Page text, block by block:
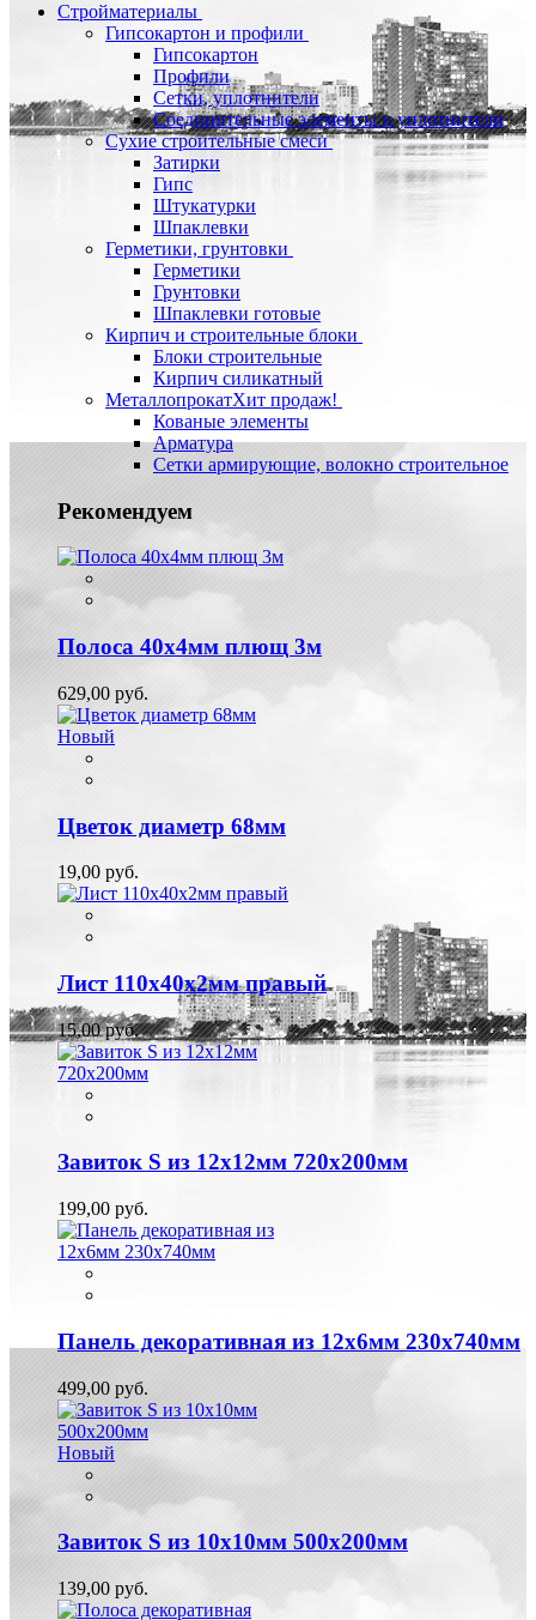
Стройматериалы
Гипсокартон и профили
Гипсокартон
Профили
Сетки, уплотнители
Соединительные элементы и уплотнители
Сухие строительные смеси
Затирки
Гипс
Штукатурки
Шпаклевки
Герметики, грунтовки
Герметики
Грунтовки
Шпаклевки готовые
Кирпич и строительные блоки
Блоки строительные
Кирпич силикатный
МеталлопрокатХит продаж!
Кованые элементы
Арматура
Сетки армирующие, волокно строительное
Рекомендуем
Полоса 40х4мм плющ 3м
629,00 руб.
Новый
Цветок диаметр 68мм
19,00 руб.
Лист 110х40х2мм правый
15,00 руб.
Завиток S из 12х12мм 720х200мм
199,00 руб.
Панель декоративная из 12х6мм 230х740мм
499,00 руб.
Новый
Завиток S из 10х10мм 500х200мм
139,00 руб.